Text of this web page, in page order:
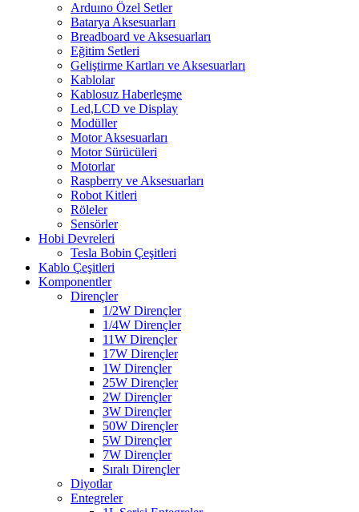
Arduıno Özel Setler
Batarya Aksesuarları
Breadboard ve Aksesuarları
Eğitim Setleri
Geliştirme Kartları ve Aksesuarları
Kablolar
Kablosuz Haberleşme
Led,LCD ve Display
Modüller
Motor Aksesuarları
Motor Sürücüleri
Motorlar
Raspberry ve Aksesuarları
Robot Kitleri
Röleler
Sensörler
Hobi Devreleri
Tesla Bobin Çeşitleri
Kablo Çeşitleri
Komponentler
Dirençler
1/2W Dirençler
1/4W Dirençler
11W Dirençler
17W Dirençler
1W Dirençler
25W Dirençler
2W Dirençler
3W Dirençler
50W Dirençler
5W Dirençler
7W Dirençler
Sıralı Dirençler
Diyotlar
Entegreler